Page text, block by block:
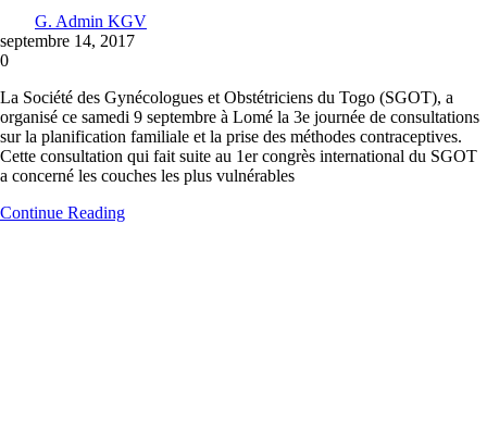
G. Admin KGV
septembre 14, 2017
0
La Société des Gynécologues et Obstétriciens du Togo (SGOT), a
organisé ce samedi 9 septembre à Lomé la 3e journée de consultations
sur la planification familiale et la prise des méthodes contraceptives.
Cette consultation qui fait suite au 1er congrès international du SGOT
a concerné les couches les plus vulnérables
Continue Reading